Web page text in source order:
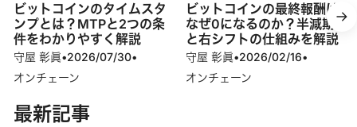
ビットコインのタイムスタ
ンプとは？MTPと2つの条
件をわかりやすく解説
守屋 彰眞•2026/07/30•
オンチェーン
ビットコインの最終報酬は
なぜ0になるのか？半減期
と右シフトの仕組みを解説
守屋 彰眞•2026/02/16•
オンチェーン
最新記事